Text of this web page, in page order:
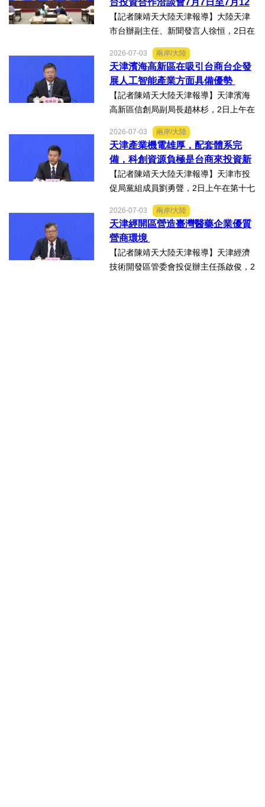
州生態食品產業一線，...
台投資合作洽談會7月7日至7月12
日在天津舉辦
【記者陳靖天大陸天津報導】大陸天津
市台辦副主任、新聞發言人徐恒，2日在
會上表示，津台投資合作洽談會，從200
8年至今已成功舉辦16屆，津台會已成為
兩岸重要的經貿交流合...
2026-07-03 兩岸/大陸
天津濱海高新區在吸引台商台企發
展人工智能產業方面具備優勢
【記者陳靖天大陸天津報導】天津濱海
高新區信創局副局長趙林杉，2日上午在
會上，針對吸引臺商臺企來津發展人工
智能產業方面具備優勢表示，高新區作
為國家自主創新示範區，也...
2026-07-03 兩岸/大陸
天津產業機電雄厚，配套體系完
備，科創資源負極是台商來投資新
業的理想沃土
【記者陳靖天大陸天津報導】天津市投
促局黨組成員劉勇聲，2日上午在第十七
答記者提問關於天津在產業發展方面有
哪些突出優勢，目前台資企業在天津的
融合情況，未來還有哪些...
2026-07-03 兩岸/大陸
天津經開區營造臺灣醫藥企業優質
營商環境
【記者陳靖天大陸天津報導】天津經濟
技術開發區管委會投促辦主任孫啟俊，2